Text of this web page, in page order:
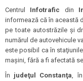
Centrul Infotrafic din
informează că în această
pe toate autostrăzile şi
numărul de autovehicule
este posibil ca în
maşini, fără a fi afectată
În judeţul Constanţa, în